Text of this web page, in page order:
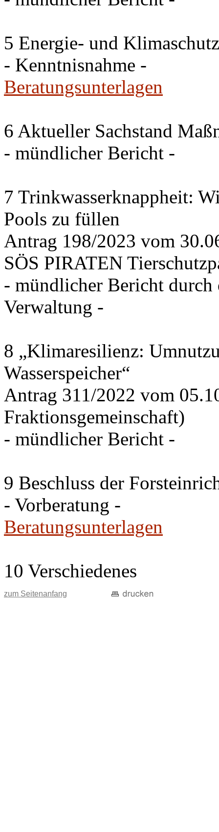
5 Energie- und
- Kenntnisnahme -
Beratungsunterlagen
6 Aktueller Sachstand
- mündlicher Bericht -
7 Trinkwasserknappheit:
Pools zu füllen
Antrag 198/2023 vom
SÖS PIRATEN
- mündlicher Bericht
Verwaltung -
8 „Klimaresilienz:
Wasserspeicher“
Antrag 311/2022 vom
Fraktionsgemeinschaft)
- mündlicher Bericht -
9 Beschluss der
- Vorberatung -
Beratungsunterlagen
10 Verschiedenes
zum Seitenanfang